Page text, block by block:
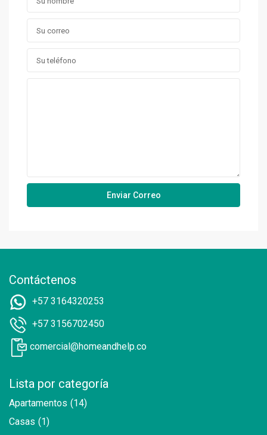
Contáctenos
+57 3164320253
+57 3156702450
comercial@homeandhelp.co
Lista por categoría
Apartamentos (14)
Casas (1)